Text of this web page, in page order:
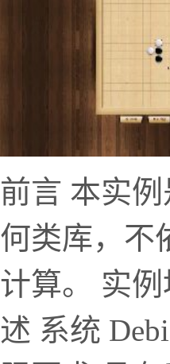
前言 本实
何类库，不
计算。 实例
述 系统